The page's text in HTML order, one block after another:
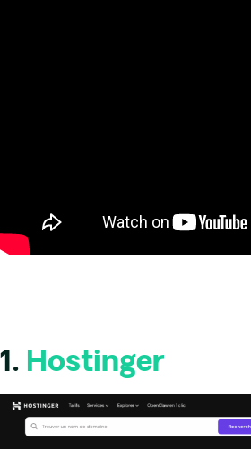
1. Hostinger